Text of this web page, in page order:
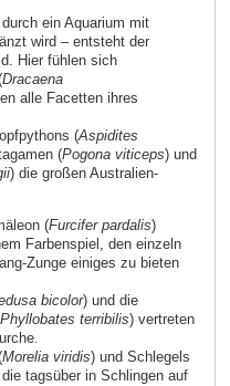
ein Aquarium mit
wird – entsteht der
Hier fühlen sich
Dracaena
alle Facetten ihres
(Aspidites
(Pogona viticeps) und
) die großen Australien-
(Furcifer pardalis)
Farbenspiel, den einzeln
Zunge einiges zu bieten
bicolor) und die
terribilis) vertreten
Morelia viridis) und Schlegels
tagsüber in Schlingen auf